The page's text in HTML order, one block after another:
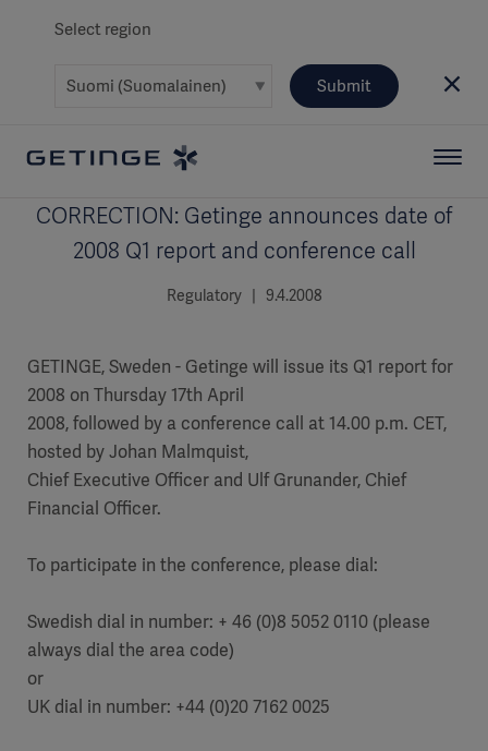
Select region
Submit
CORRECTION: Getinge announces date of
2008 Q1 report and conference call
Regulatory | 9.4.2008
GETINGE, Sweden - Getinge will issue its Q1 report for
2008 on Thursday 17th April
2008, followed by a conference call at 14.00 p.m. CET,
hosted by Johan Malmquist,
Chief Executive Officer and Ulf Grunander, Chief
Financial Officer.
To participate in the conference, please dial:
Swedish dial in number: + 46 (0)8 5052 0110 (please
always dial the area code)
or
UK dial in number: +44 (0)20 7162 0025